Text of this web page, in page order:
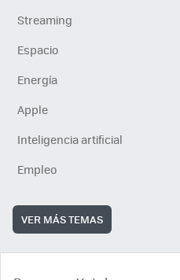
Streaming
Espacio
Energía
Apple
Inteligencia artificial
Empleo
VER MÁS TEMAS